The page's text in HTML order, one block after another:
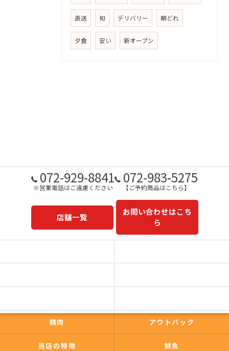
直送 旬 デリバリー 朝どれ
夕食 安い 新オープン
072-929-8841
※営業電話はご遠慮ください
072-983-5275
【ご予約商品はこちら】
店舗一覧
お問い合わせはこち
ら
精肉 アウトパック
当店の特徴 鮮魚